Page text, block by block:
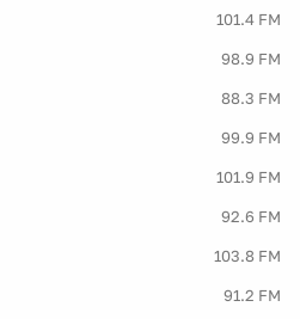
101.4 FM
98.9 FM
88.3 FM
99.9 FM
101.9 FM
92.6 FM
103.8 FM
91.2 FM